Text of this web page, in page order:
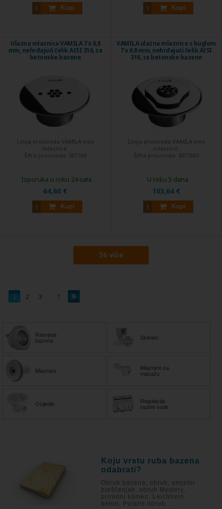
Kupi Kupi
Ulazna mlaznica VAMILA 7 x 6,8
mm, nehrđajući čelik AISI 316, za
betonske bazene
Linija proizvoda VAMILA inox
mlaznice.
Šifra proizvoda: 307768
64,60 €
Kupi
Isporuka u roku 24 sata
VAMILA ulazna mlaznica s kuglom
7 x 6,8 mm, nehrđajući čelik AISI
316, za betonske bazene
Linija proizvoda VAMILA inox
mlaznice.
Šifra proizvoda: 3077683
103,64 €
Kupi
U roku 5 dana
36 više
1 2 3 7
Rasvjeta
bazena
Skimeri
Mlaznice
Mlaznice za
masažu
Ocijediti
Regulacija
razine vode
Koju vrstu ruba bazena
odabrati?
Obrub bazena, obrub, umjetni
pješčenjak, obrub Mystery,
prirodni kamen, Leichtrein
beton, Polaris obrub...